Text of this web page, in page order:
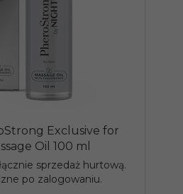
Exclusive for
Oil 100 ml
sprzedaż hurtową.
po zalogowaniu.